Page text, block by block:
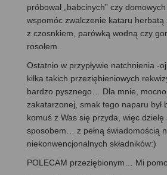
próbował „babcinych” czy
wspomóc zwalczenie kataru herbatą
z czosnkiem, parówką wodną czy
rosołem.
Ostatnio w przypływie natchnienia -
kilka takich przeziębieniowych
bardzo pysznego… Dla mnie,
zakatarzonej, smak tego naparu był
komuś z Was się przyda, więc dzielę
sposobem… z pełną świadomością
niekonwencjonalnych składników:)
POLECAM przeziębionym… Mi